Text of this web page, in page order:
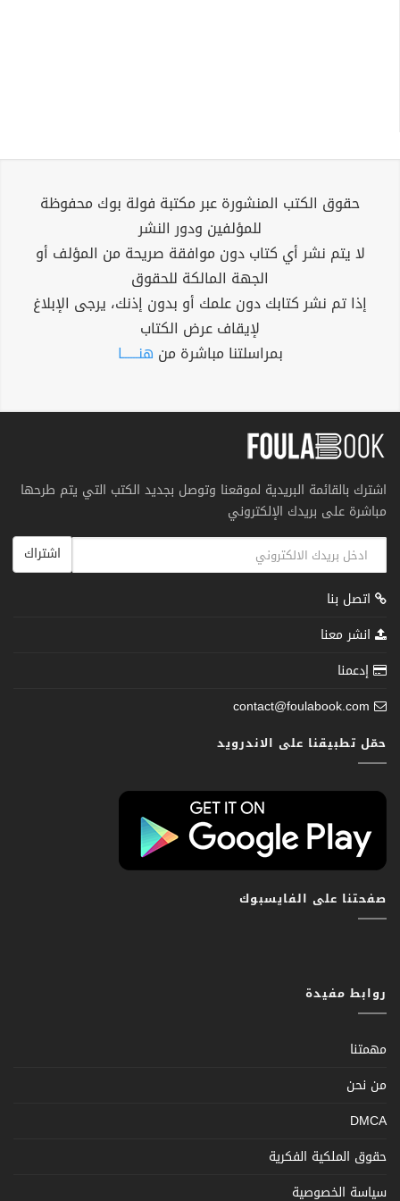
حقوق الكتب المنشورة عبر مكتبة فولة بوك محفوظة
للمؤلفين ودور النشر
لا يتم نشر أي كتاب دون موافقة صريحة من المؤلف أو
الجهة المالكة للحقوق
إذا تم نشر كتابك دون علمك أو بدون إذنك، يرجى الإبلاغ
لإيقاف عرض الكتاب
بمراسلتنا مباشرة من هنــــــا
اشترك بالقائمة البريدية لموقعنا وتوصل بجديد الكتب التي يتم طرحها
مباشرة على بريدك الإلكتروني
اشتراك
اتصل بنا
انشر معنا
إدعمنا
contact@foulabook.com
حمّل تطبيقنا على الاندرويد
صفحتنا على الفايسبوك
روابط مفيدة
مهمتنا
من نحن
DMCA
حقوق الملكية الفكرية
سياسة الخصوصية